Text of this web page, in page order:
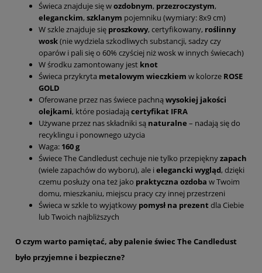
Świeca znajduje się wozdobnym, przezroczystym,
eleganckim, szklanym pojemniku (wymiary: 8x9 cm)
W szkle znajduje się proszkowy, certyfikowany, roślinny
wosk(nie wydziela szkodliwych substancji, sadzy czy
oparów i pali się o 60% czyściej niż wosk w innych świecach)
W środku zamontowany jest knot
Świeca przykryta metalowym wieczkiem w kolorze ROSE
GOLD
Oferowane przez nas świece pachną wysokiej jakości
olejkami, które posiadają certyfikat IFRA
Używane przez nas składniki są naturalne – nadają się do
recyklingu i ponownego użycia
Waga: 160 g
Świece The Candledust cechuje nie tylko przepięknyzapach
(wiele zapachów do wyboru), ale i elegancki wygląd, dzięki
czemu posłuży ona też jako praktyczna ozdoba w Twoim
domu, mieszkaniu, miejscu pracy czy innej przestrzeni
Świeca w szkle to wyjątkowy pomysł na prezent dla Ciebie
lub Twoich najbliższych
O czym warto pamiętać, aby palenie świec The Candledust
było przyjemne i bezpieczne?